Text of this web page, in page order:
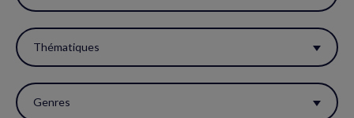
filtres
pour
réactualiser
la
page.
Thématiques
Genres